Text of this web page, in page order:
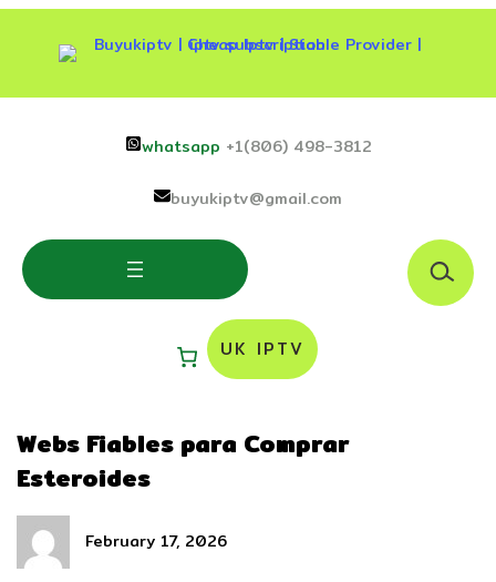
whatsapp +1(806) 498-3812
buyukiptv@gmail.com
S
e
a
UK IPTV
Webs Fiables para Comprar
Esteroides
February 17, 2026